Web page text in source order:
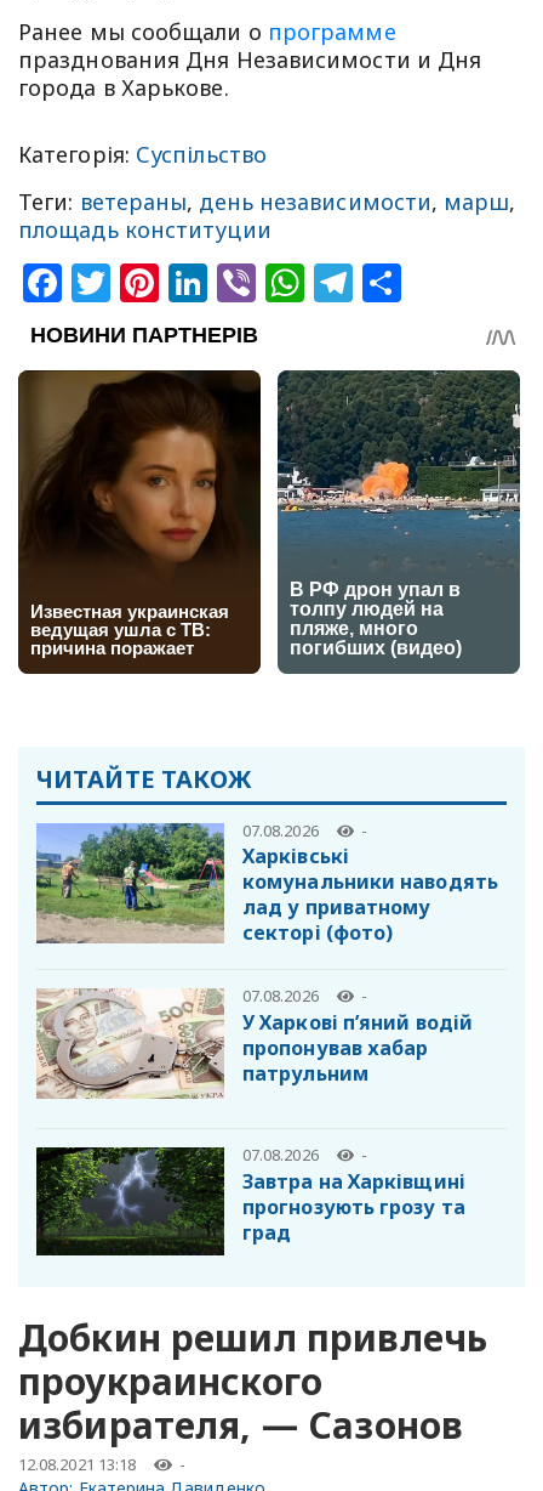
Ранее мы сообщали о программе
празднования Дня Независимости и Дня
города в Харькове.
Категорія: Суспільство
Теги: ветераны, день независимости, марш,
площадь конституции
Facebook
Twitter
Pinterest
LinkedIn
ViberWhatsApp
Telegram
ЧИТАЙТЕ ТАКОЖ
07.08.2026 -
Харківські
комунальники наводять
лад у приватному
секторі (фото)
07.08.2026 -
У Харкові п’яний водій
пропонував хабар
патрульним
07.08.2026 -
Завтра на Харківщині
прогнозують грозу та
град
Добкин решил привлечь
проукраинского
избирателя, — Сазонов
12.08.2021 13:18 -